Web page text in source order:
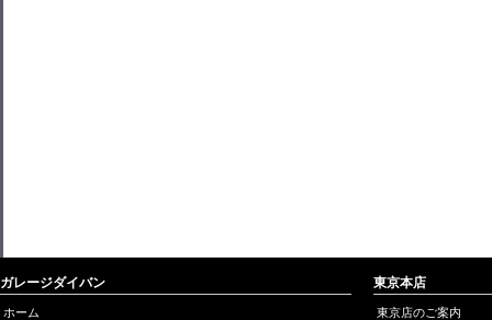
ガレージダイバン
ホーム
東京本店
東京店のご案内